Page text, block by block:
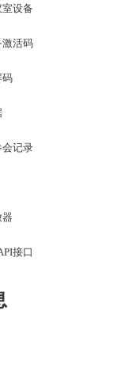
设备
活码
码
记录
接口